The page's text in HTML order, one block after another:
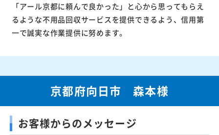
「アール京都に頼んで良かった」と心から思ってもらえ
るような不用品回収サービスを提供できるよう、信用第
一で誠実な作業提供に努めます。
京都府向日市 森本様
お客様からのメッセージ